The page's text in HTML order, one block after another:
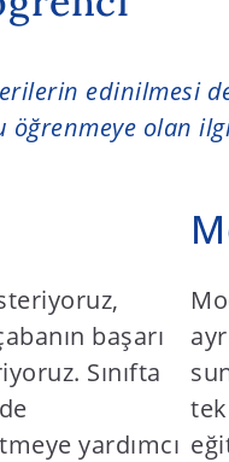
edinilmesi
olan
başarı
Sınıfta
yardımcı